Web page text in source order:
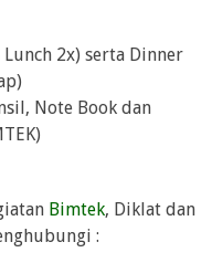
2x) serta Dinner
Note Book dan
Bimtek, Diklat dan
: